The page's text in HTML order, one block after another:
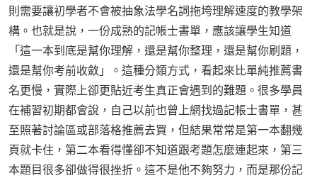
則需要讓初學者不會被抽象法學名詞拖垮理解速度的教學架
構。也就是說，一份成熟的記帳士書單，應該讓學生知道
「這一本到底是幫你理解，還是幫你整理，還是幫你刷題，
還是幫你考前收斂」。這種分類方式，看起來比單純推薦書
名更慢，實際上卻更貼近考生真正會遇到的難題。很多學員
在補習初期都會說，自己以前也曾上網找過記帳士書單，甚
至照著討論區或部落格推薦去買，但結果常常是第一本翻幾
頁就卡住，第二本看得懂卻不知道跟考題怎麼連起來，第三
本題目很多卻做得很挫折。這不是他不夠努力，而是那份記